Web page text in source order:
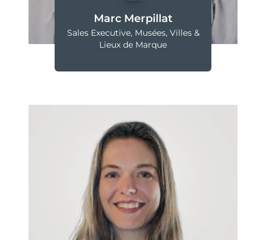
Marc Merpillat
Sales Executive, Musées, Villes &
Lieux de Marque